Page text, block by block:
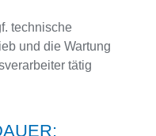
technische
und die Wartung
tätig